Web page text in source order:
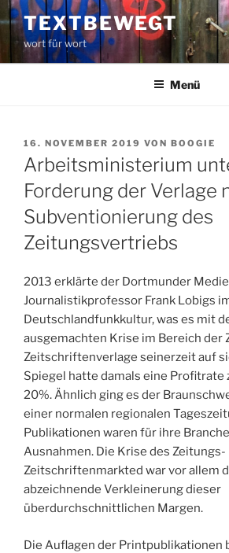
Zum
Inhalt
springen
TEXTBEWEGT
wort für wort
Menü
VERÖFFENTLICHT
AM
16. NOVEMBER 2019 VON BOOGIE
Arbeitsministerium
Forderung der Verlage
Subventionierung des
Zeitungsvertriebs
2013 erklärte der Dortmunder
Journalistikprofessor Frank Lobigs
Deutschlandfunkkultur, was es mit
ausgemachten Krise im Bereich der
Zeitschriftenverlage seinerzeit auf
Spiegel hatte damals eine Profitrate
20%. Ähnlich ging es der
einer normalen regionalen
Publikationen waren für ihre
Ausnahmen. Die Krise des Zeitungs-
Zeitschriftenmarkted war vor allem
abzeichnende Verkleinerung dieser
überdurchschnittlichen Margen.
Die Auflagen der Printpublikationen